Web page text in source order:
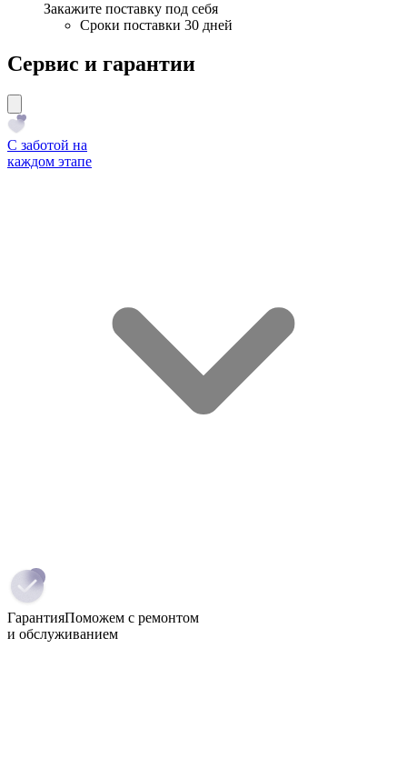
Закажите поставку под себя
Сроки поставки 30 дней
Сервис и гарантии
С заботой на
каждом этапе
ГарантияПоможем с ремонтом
и обслуживанием